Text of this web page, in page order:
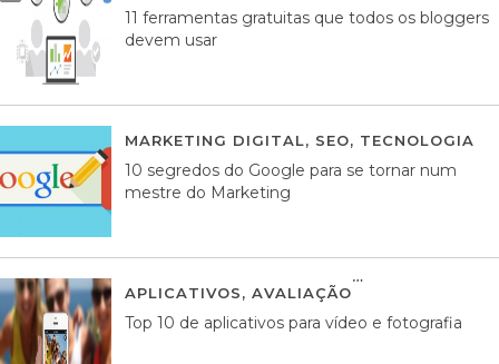
11 ferramentas gratuitas que todos os bloggers
devem usar
MARKETING DIGITAL, SEO, TECNOLOGIA
10 segredos do Google para se tornar num
mestre do Marketing
APLICATIVOS, AVALIAÇÃO
Top 10 de aplicativos para vídeo e fotografia